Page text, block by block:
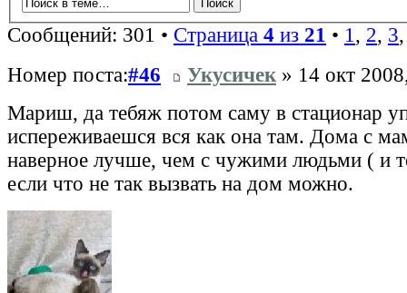
Сообщений: 301 • Страница 4 из 21 • 1 , 2, 3
Номер поста:#46 Укусичек» 14 окт
Мариш, да тебяж потом саму в стационар
испереживаешся вся как она там. Дома с
наверное лучше, чем с чужими людьми ( и
если что не так вызвать на дом можно.